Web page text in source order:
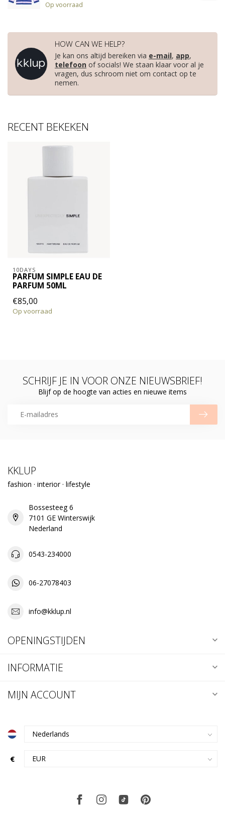
Op voorraad
HOW CAN WE HELP?
Je kan ons altijd bereiken via e-mail, app,
telefoon of socials! We staan klaar voor al je
vragen, dus schroom niet om contact op te
nemen.
RECENT BEKEKEN
10DAYS
PARFUM SIMPLE EAU DE
PARFUM 50ML
€85,00
Op voorraad
SCHRIJF JE IN VOOR ONZE NIEUWSBRIEF!
Blijf op de hoogte van acties en nieuwe items
KKLUP
fashion · interior · lifestyle
Bossesteeg 6
7101 GE Winterswijk
Nederland
0543-234000
06-27078403
info@kklup.nl
OPENINGSTIJDEN
INFORMATIE
MIJN ACCOUNT
€